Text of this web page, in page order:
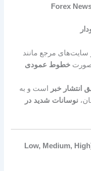
سایت‌های مرجع مانند
صورتخطوط عمودی
انتشار خبر
است و به
نوسانات شدید در
تشخیص نوع اخبار بر اساس اهمیت (Low, Medium, High